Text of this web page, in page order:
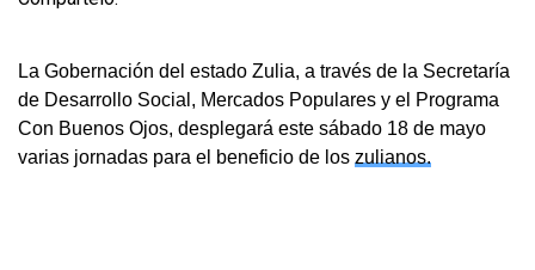
La Gobernación del estado Zulia, a través de la Secretaría
de Desarrollo Social, Mercados Populares y el Programa
Con Buenos Ojos, desplegará este sábado 18 de mayo
varias jornadas para el beneficio de los zulianos.